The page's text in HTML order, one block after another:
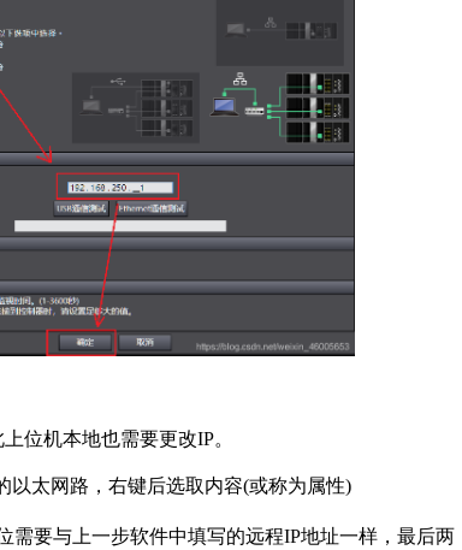
位机本地也需要更改IP。
太网路，右键后选取内容(或称为属性)
需要与上一步软件中填写的远程IP地址一样，最后两